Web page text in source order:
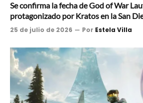
Se confirma la fecha de God of War
protagonizado por Kratos en la San
25 de julio de 2026 Por Estela Villa